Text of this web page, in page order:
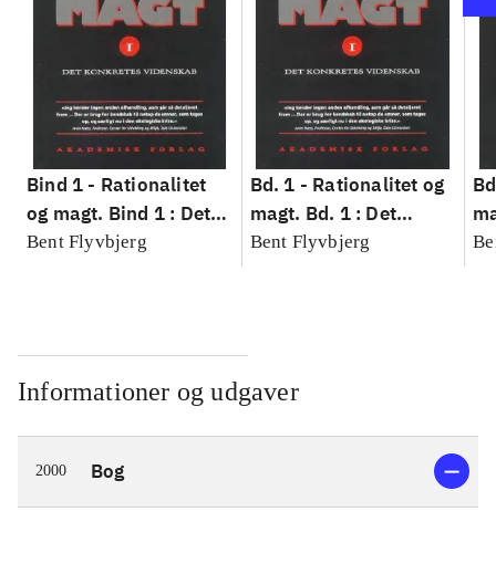
Bind 1 - Rationalitet
og magt. Bind 1 : Det
konkretes videnskab
Bent Flyvbjerg
Bd. 1 - Rationalitet og
magt. Bd. 1 : Det
konkretes videnskab
Bent Flyvbjerg
Informationer og udgaver
2000 Bog